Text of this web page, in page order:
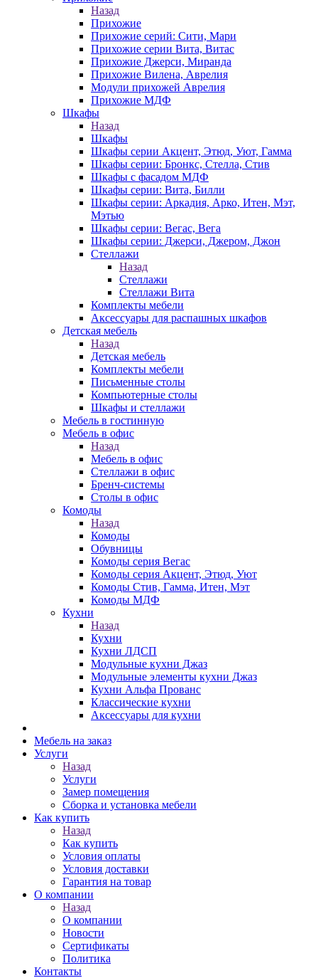
Назад
Прихожие
Прихожие серий: Сити, Мари
Прихожие серии Вита, Витас
Прихожие Джерси, Миранда
Прихожие Вилена, Аврелия
Модули прихожей Аврелия
Прихожие МДФ
Шкафы
Назад
Шкафы
Шкафы серии Акцент, Этюд, Уют, Гамма
Шкафы серии: Бронкс, Стелла, Стив
Шкафы с фасадом МДФ
Шкафы серии: Вита, Билли
Шкафы серии: Аркадия, Арко, Итен, Мэт,
Мэтью
Шкафы серии: Вегас, Вега
Шкафы серии: Джерси, Джером, Джон
Стеллажи
Назад
Стеллажи
Стеллажи Вита
Комплекты мебели
Аксессуары для распашных шкафов
Детская мебель
Назад
Детская мебель
Комплекты мебели
Письменные столы
Компьютерные столы
Шкафы и стеллажи
Мебель в гостинную
Мебель в офис
Назад
Мебель в офис
Стеллажи в офис
Бренч-системы
Столы в офис
Комоды
Назад
Комоды
Обувницы
Комоды серия Вегас
Комоды серия Акцент, Этюд, Уют
Комоды Стив, Гамма, Итен, Мэт
Комоды МДФ
Кухни
Назад
Кухни
Кухни ЛДСП
Модульные кухни Джаз
Модульные элементы кухни Джаз
Кухни Альфа Прованс
Классические кухни
Аксессуары для кухни
Мебель на заказ
Услуги
Назад
Услуги
Замер помещения
Сборка и установка мебели
Как купить
Назад
Как купить
Условия оплаты
Условия доставки
Гарантия на товар
О компании
Назад
О компании
Новости
Сертификаты
Политика
Контакты